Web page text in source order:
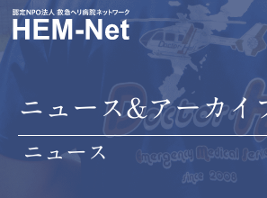
ニュース&アーカイ
ニュース